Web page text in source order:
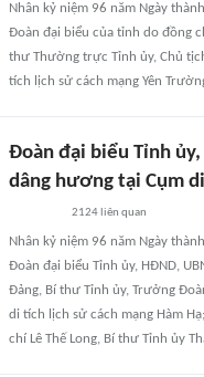
Nhân kỷ niệm 96 năm Ngày
Đoàn đại biểu của tỉnh do đồng
thư Thường trực Tỉnh ủy, Chủ
tích lịch sử cách mạng Yên
Đoàn đại biểu Tỉnh
dâng hương tại Cụm
2124 liên quan
Nhân kỷ niệm 96 năm Ngày
Đoàn đại biểu Tỉnh ủy, HĐND,
Đảng, Bí thư Tỉnh ủy, Trưởng
di tích lịch sử cách mạng Hàm
chí Lê Thế Long, Bí thư Tỉnh ủy